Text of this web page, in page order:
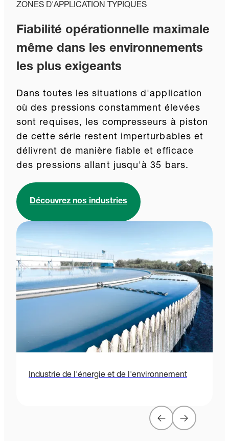
ZONES D'APPLICATION TYPIQUES
Fiabilité opérationnelle maximale
même dans les environnements
les plus exigeants
Dans toutes les situations d'application
où des pressions constamment élevées
sont requises, les compresseurs à piston
de cette série restent imperturbables et
délivrent de manière fiable et efficace
des pressions allant jusqu'à 35 bars.
Découvrez nos industries
Industrie de l'énergie et de l'environnement